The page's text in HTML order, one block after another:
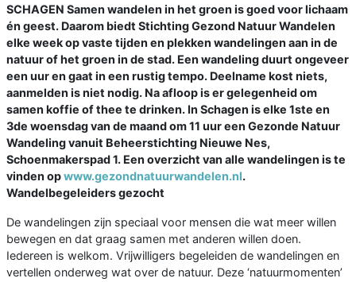
SCHAGEN Samen wandelen in het groen is goed voor lichaam
én geest. Daarom biedt Stichting Gezond Natuur Wandelen
elke week op vaste tijden en plekken wandelingen aan in de
natuur of het groen in de stad. Een wandeling duurt ongeveer
een uur en gaat in een rustig tempo. Deelname kost niets,
aanmelden is niet nodig. Na afloop is er gelegenheid om
samen koffie of thee te drinken. In Schagen is elke 1ste en
3de woensdag van de maand om 11 uur een Gezonde Natuur
Wandeling vanuit Beheerstichting Nieuwe Nes,
Schoenmakerspad 1. Een overzicht van alle wandelingen is te
vinden opwww.gezondnatuurwandelen.nl.
Wandelbegeleiders gezocht
De wandelingen zijn speciaal voor mensen die wat meer willen
bewegen en dat graag samen met anderen willen doen.
Iedereen is welkom. Vrijwilligers begeleiden de wandelingen en
vertellen onderweg wat over de natuur. Deze ‘natuurmomenten’